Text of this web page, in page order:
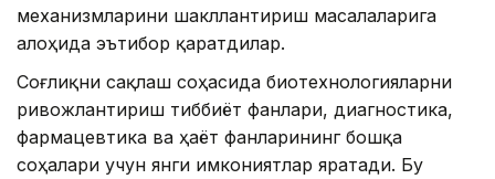
механизмларини шакллантириш масалаларига
алоҳида эътибор қаратдилар.
Соғлиқни сақлаш соҳасида биотехнологияларни
ривожлантириш тиббиёт фанлари, диагностика,
фармацевтика ва ҳаёт фанларининг бошқа
соҳалари учун янги имкониятлар яратади. Бу